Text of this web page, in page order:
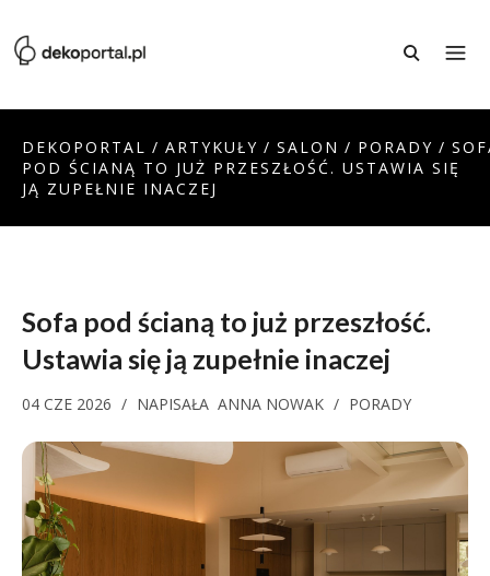
DEKOPORTAL / ARTYKUŁY / SALON / PORADY /
POD ŚCIANĄ TO JUŻ PRZESZŁOŚĆ. USTAWIA SIĘ
JĄ ZUPEŁNIE INACZEJ
Sofa pod ścianą to już przeszłość.
Ustawia się ją zupełnie inaczej
04 CZE 2026 / NAPISAŁA ANNA NOWAK / PORADY